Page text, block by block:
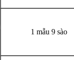
1 mẫu 9 sào